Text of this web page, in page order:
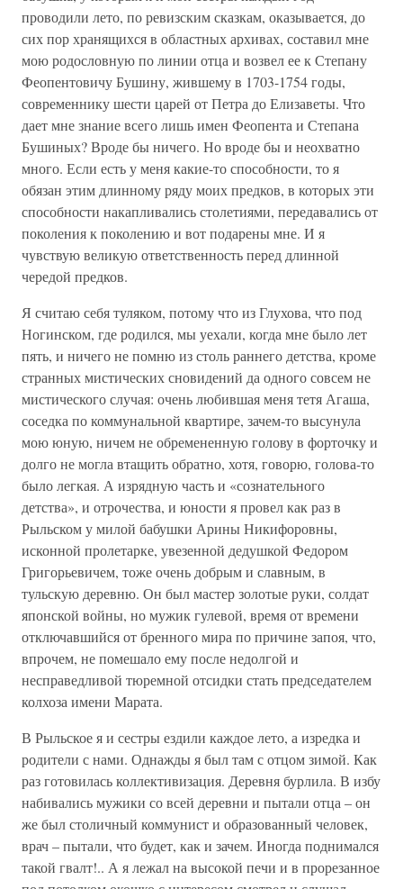
проводили лето, по ревизским сказкам, оказывается, до
сих пор хранящихся в областных архивах, составил мне
мою родословную по линии отца и возвел ее к Степану
Феопентовичу Бушину, жившему в 1703-1754 годы,
современнику шести царей от Петра до Елизаветы. Что
дает мне знание всего лишь имен Феопента и Степана
Бушиных? Вроде бы ничего. Но вроде бы и неохватно
много. Если есть у меня какие-то способности, то я
обязан этим длинному ряду моих предков, в которых эти
способности накапливались столетиями, передавались от
поколения к поколению и вот подарены мне. И я
чувствую великую ответственность перед длинной
чередой предков.
Я считаю себя туляком, потому что из Глухова, что под
Ногинском, где родился, мы уехали, когда мне было лет
пять, и ничего не помню из столь раннего детства, кроме
странных мистических сновидений да одного совсем не
мистического случая: очень любившая меня тетя Агаша,
соседка по коммунальной квартире, зачем-то высунула
мою юную, ничем не обремененную голову в форточку и
долго не могла втащить обратно, хотя, говорю, голова-то
было легкая. А изрядную часть и «сознательного
детства», и отрочества, и юности я провел как раз в
Рыльском у милой бабушки Арины Никифоровны,
исконной пролетарке, увезенной дедушкой Федором
Григорьевичем, тоже очень добрым и славным, в
тульскую деревню. Он был мастер золотые руки, солдат
японской войны, но мужик гулевой, время от времени
отключавшийся от бренного мира по причине запоя, что,
впрочем, не помешало ему после недолгой и
несправедливой тюремной отсидки стать председателем
колхоза имени Марата.
В Рыльское я и сестры ездили каждое лето, а изредка и
родители с нами. Однажды я был там с отцом зимой. Как
раз готовилась коллективизация. Деревня бурлила. В избу
набивались мужики со всей деревни и пытали отца – он
же был столичный коммунист и образованный человек,
врач – пытали, что будет, как и зачем. Иногда поднимался
такой гвалт!.. А я лежал на высокой печи и в прорезанное